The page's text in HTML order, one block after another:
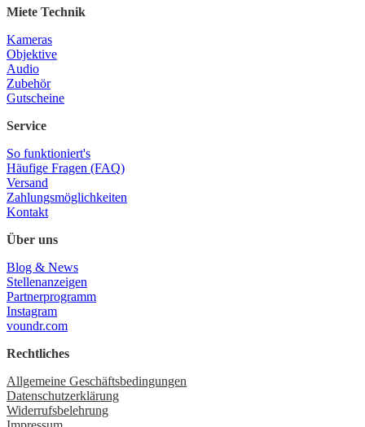
Miete Technik
Kameras
Objektive
Audio
Zubehör
Gutscheine
Service
So funktioniert's
Häufige Fragen (FAQ)
Versand
Zahlungsmöglichkeiten
Kontakt
Über uns
Blog & News
Stellenanzeigen
Partnerprogramm
Instagram
voundr.com
Rechtliches
Allgemeine Geschäftsbedingungen
Datenschutzerklärung
Widerrufsbelehrung